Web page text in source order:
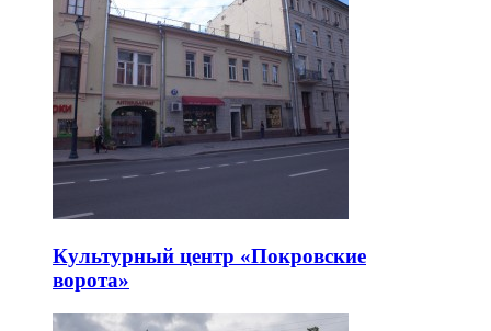
Культурный центр «Покровские
ворота»